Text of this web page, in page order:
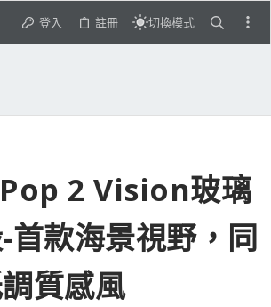
登入 註冊 切換模式
2 Vision玻璃
首款海景視野，同
質感風